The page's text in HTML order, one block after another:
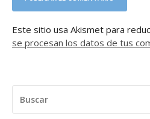
Este sitio usa Akismet para
se procesan los datos de tus